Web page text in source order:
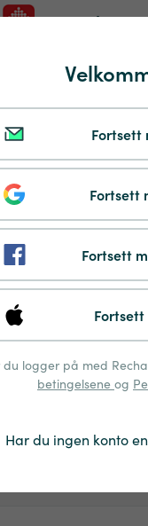
Fortsett
Fortsett
Fortsett
du logger på med
betingelsene og
Har du ingen konto
Payshop
Pay by